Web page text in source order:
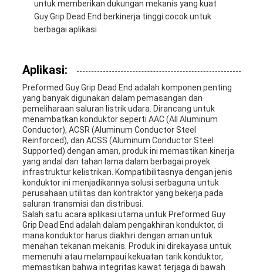
untuk memberikan dukungan mekanis yang kuat
Guy Grip Dead End berkinerja tinggi cocok untuk
berbagai aplikasi
Aplikasi:
Preformed Guy Grip Dead End adalah komponen penting
yang banyak digunakan dalam pemasangan dan
pemeliharaan saluran listrik udara. Dirancang untuk
menambatkan konduktor seperti AAC (All Aluminum
Conductor), ACSR (Aluminum Conductor Steel
Reinforced), dan ACSS (Aluminum Conductor Steel
Supported) dengan aman, produk ini memastikan kinerja
yang andal dan tahan lama dalam berbagai proyek
infrastruktur kelistrikan. Kompatibilitasnya dengan jenis
konduktor ini menjadikannya solusi serbaguna untuk
perusahaan utilitas dan kontraktor yang bekerja pada
saluran transmisi dan distribusi.
Salah satu acara aplikasi utama untuk Preformed Guy
Grip Dead End adalah dalam pengakhiran konduktor, di
mana konduktor harus diakhiri dengan aman untuk
menahan tekanan mekanis. Produk ini direkayasa untuk
memenuhi atau melampaui kekuatan tarik konduktor,
memastikan bahwa integritas kawat terjaga di bawah